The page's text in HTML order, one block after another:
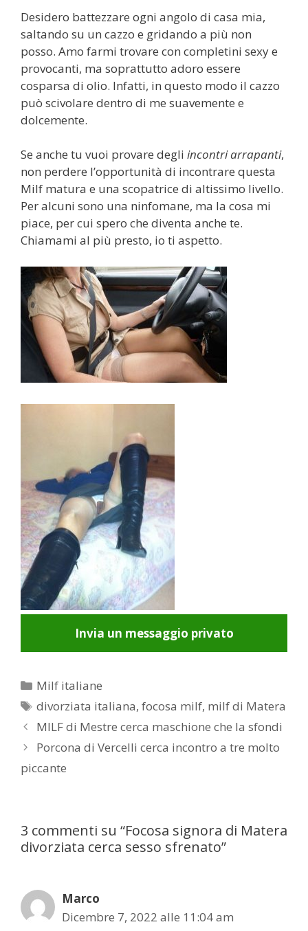
Desidero battezzare ogni angolo di casa mia,
saltando su un cazzo e gridando a più non
posso. Amo farmi trovare con completini sexy e
provocanti, ma soprattutto adoro essere
cosparsa di olio. Infatti, in questo modo il cazzo
può scivolare dentro di me suavemente e
dolcemente.
Se anche tu vuoi provare degli incontri arrapanti,
non perdere l’opportunità di incontrare questa
Milf matura e una scopatrice di altissimo livello.
Per alcuni sono una ninfomane, ma la cosa mi
piace, per cui spero che diventa anche te.
Chiamami al più presto, io ti aspetto.
Invia un messaggio privato
Categorie
Milf italiane
Tag
divorziata italiana,focosa milf, milf di Matera
Post
navigation
MILF di Mestre cerca maschione che la sfondi
Porcona di Vercelli cerca incontro a tre molto
piccante
3 commenti su “Focosa signora di Matera
divorziata cerca sesso sfrenato”
Marco
Dicembre 7, 2022 alle 11:04 am